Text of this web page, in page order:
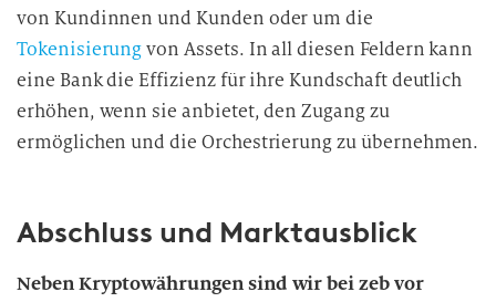
von Kundinnen und Kunden oder um die
Tokenisierungvon Assets. In all diesen Feldern kann
eine Bank die Effizienz für ihre Kundschaft deutlich
erhöhen, wenn sie anbietet, den Zugang zu
ermöglichen und die Orchestrierung zu übernehmen.
Abschluss und Marktausblick
Neben Kryptowährungen sind wir bei zeb vor